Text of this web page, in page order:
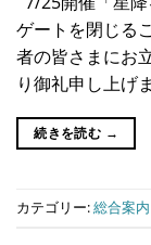
ゲートを閉じる
者の皆さまにお
り御礼申し上げ
続きを読む →
カテゴリー:総合案内